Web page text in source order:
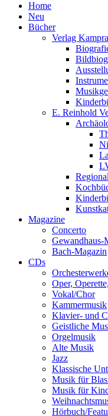
Home
Neu
Bücher
Verlag
E. Reinhold
Magazine
Concerto
Gewandhaus-
Bach-Magazin
CDs
Oper,
Vokal/Chor
Kammermusik
Klavier- und
Geistliche
Orgelmusik
Alte Musik
Jazz
Klassische
Musik für
Musik für
Hörbuch/